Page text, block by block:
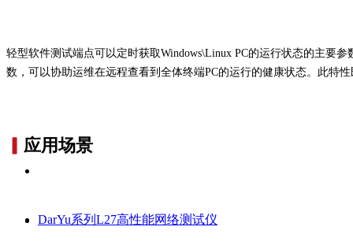
轻型软件测试端点可以定时获取Windows\Linux PC的运行状态的主要
数，可以协助运维在远程查看到全体终端PC的运行的健康状态。此特
应用场景
DarYu系列L27高性能网络测试仪